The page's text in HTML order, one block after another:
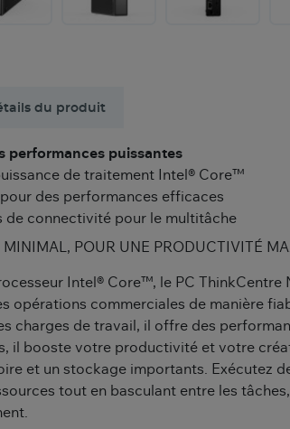
du produit
performances puissantes
de traitement Intel® Core™
des performances efficaces
de connectivité pour le multitâche
MINIMAL, POUR UNE PRODUCTIVITÉ
Intel® Core™, le PC ThinkCentre
opérations commerciales de manière
charges de travail, il offre des
il booste votre productivité et votre
et un stockage importants. Exécutez
tout en basculant entre les